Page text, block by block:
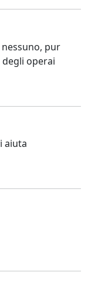
pur
operai
aiuta